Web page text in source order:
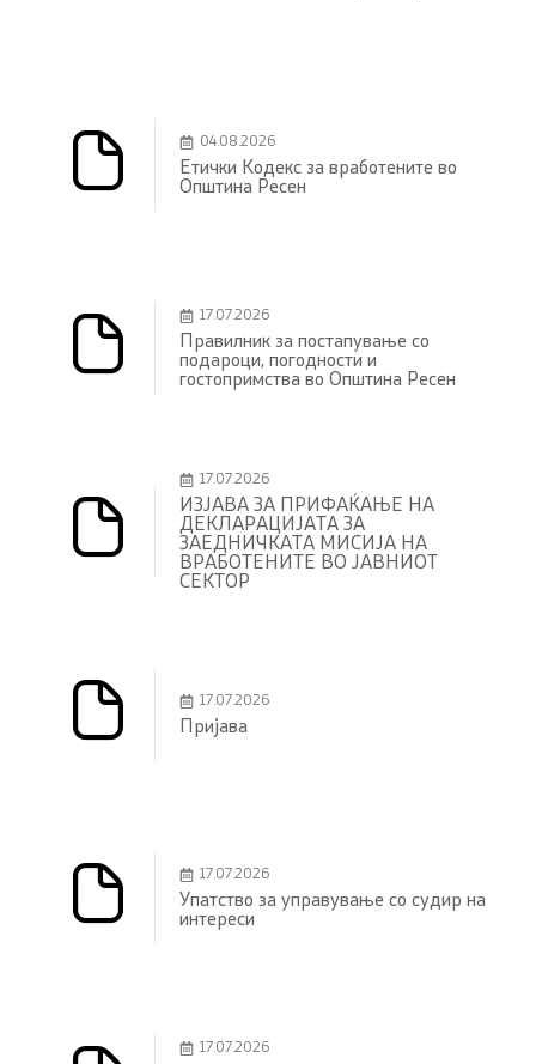
04.08.2026
Етички Кодекс за вработените во
Општина Ресен
17.07.2026
Правилник за постапување со
подароци, погодности и
гостопримства во Општина Ресен
17.07.2026
ИЗЈАВА ЗА ПРИФАЌАЊЕ НА
ДЕКЛАРАЦИЈАТА ЗА
ЗАЕДНИЧКАТА МИСИЈА НА
ВРАБОТЕНИТЕ ВО ЈАВНИОТ
СЕКТОР
17.07.2026
Пријава
17.07.2026
Упатство за управување со судир на
интереси
17.07.2026